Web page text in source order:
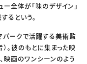
全体が「味のデザイン」
るという。
パークで活躍する美術監
。彼のもとに集まった映
映画のワンシーンのよう